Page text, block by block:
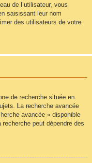
de l’utilisateur, vous
saisissant leur nom
des utilisateurs de votre
de recherche située en
La recherche avancée
avancée » disponible
peut dépendre des